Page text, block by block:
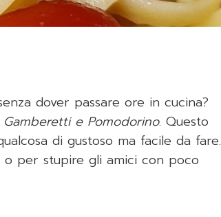
dover passare ore in cucina?
e Pomodorino. Questo
di gustoso ma facile da fare.
per stupire gli amici con poco